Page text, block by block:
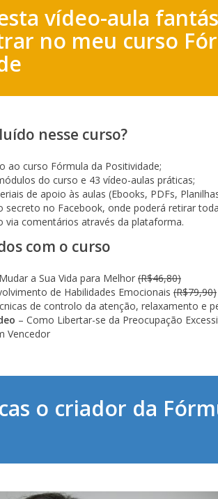
vídeo-aula
no meu curso
nesse curso?
ao curso Fórmula da Positividade;
do curso e 43 vídeo-aulas práticas;
de apoio às aulas (Ebooks, PDFs,
secreto no Facebook, onde poderá retirar
via comentários através da plataforma.
com o curso
a Sua Vida para Melhor (R$46,80)
de Habilidades Emocionais (R$79,90)
de controlo da atenção, relaxamento e
– Como Libertar-se da Preocupação
Vencedor
o criador da